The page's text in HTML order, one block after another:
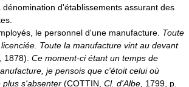
d'établissements assurant des
le personnel d'une manufacture. Toute
Toute la manufacture vint au devant
1878). Ce moment-ci étant un temps de
je pensois que c'étoit celui où
plus s'absenter (COTTIN, Cl. d'Albe, 1799, p.